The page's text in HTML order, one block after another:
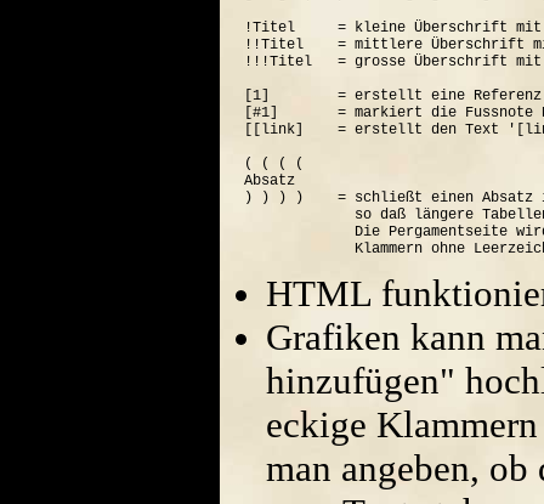
!Titel     = kleine Überschrift
!!Titel    = mittlere Überschrift
!!!Titel   = grosse Überschrift
[1]        = erstellt eine Referenz
[#1]       = markiert die Fussnote
[[link]    = erstellt den Text
( ( ( (
Absatz
) ) ) )    = schließt einen Absatz
so daß längere
Die Pergamentseite
HTML
Grafiken kann
hinzufügen"
eckige
man angeben,